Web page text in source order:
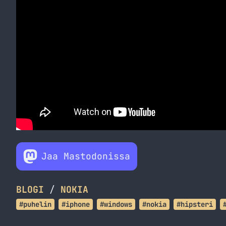
Jaa Mastodonissa
BLOGI / NOKIA
#puhelin #iphone #windows #nokia #hipsteri